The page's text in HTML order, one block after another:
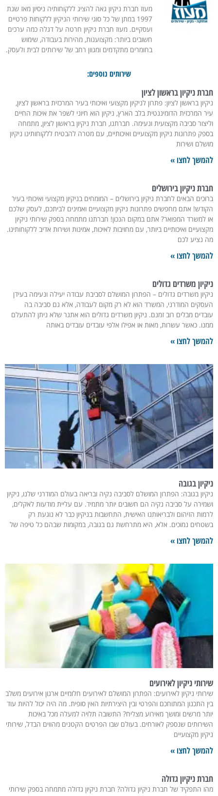
מעוז חברת ניקיון גאה להציג ללקוחותיה ניסיון מאז שנת
1997 במתן של כל סוגי שירותי הניקיון ללקוחות פרטיים
ועסקיים. מעוז חברת ניקיון חרטה על דגלה כמה ערכים
חשובים ביותר: מקצוענות, מהירות בעבודה, שימוש
בחומרים מתקדמים ומגוון רחב של שירותים לבית ולעסק.
שירותים נוספים:
חברת ניקיון בראשון לציון
ניקיון בראשון לציון: פתרון לניקיון מקצועי ואיכותי בעיר המרכזית בראשון לציון,
עיר המרכזית הדומיננטית בלב הארץ, ניקיון הוא חיוני לשפר את איכות החיים
וליצור סביבה מקצועית ונעימה. חברתנו, חברת ניקיון בראשון לציון, מתמחה
בספק פתרונות ניקיון מקצועיים ואיכותיים, עם מטרה להבטיח ללקוחותינו ניקיון
מושלם ושירות
להמשך לחצו »
חברת ניקיון בירושלים
ברוכים הבאים לחברת ניקיון בירושלים – המומחים בניקיון מקצועי ואיכותי בעיר
הקודש! אתם מחפשים פתרונות ניקיון מקצועיים ואמינים לביתכם, לעסק שלכם
או למשרד המפואר? אתם במקום הנכון! חברתנו מתמחה בספק שירותי ניקיון
מקצועיים ואיכותיים ביותר, עם מחויבות לאיכות, אמינות ושירות אדיב ללקוחותינו.
מה נציע לכם
להמשך לחצו »
ניקיון משרדים גדולים
ניקיון משרדים גדולים – הפתרון המושלם לסביבת עבודה יעילה ונעימה בעידן
העסקים המודרני, המשרד הוא לא רק מקום לעבודה, אלא גם סביבה בה
עובדים מבלים רוב זמנם. ניקיון משרדים גדולים הוא אתגר שלא ניתן להתעלם
ממנו. כאשר עשרות, מאות או אפילו אלפי עובדים עובדים באותה
להמשך לחצו »
ניקיון בגובה
ניקיון בגובה: הפתרון המושלם לסביבה נקיה ובריאה בעולם המודרני שלנו, ניקיון
ושמירה על סביבה נקיה הם חשובים יותר מתמיד. עם עליית מודעות לאקלים,
לרמות הזיהום ולבריאותנו האישית, התחשבות בניקיון כבר לא נוגעת רק
בשטחים נמוכים. אלא, היא מתרחשת גם בגובה, במקומות שבהם כל טיפה של
להמשך לחצו »
שירותי ניקיון לאירועים
שירותי ניקיון לאירועים: הפתרון המושלם לאירועים חלומיים ארגון אירועים משלב
בין התכנון המתוחכם והפרטי ובין היצירתיות האין סופית. מה היה יכול להיות עוד
יותר מרשים ומושך מאירוע מצליח? התשובה תלויה למעלה מכל באיכות
השירותים שנספק לאורחים. בעולם שבו הפרטים הקטנים מהווים הבדל, שירותי
ניקיון מקצועיים
להמשך לחצו »
חברת ניקיון גדולה
מהו התפקיד של חברת ניקיון גדולה? חברת ניקיון גדולה מתמחה בספק שירותי